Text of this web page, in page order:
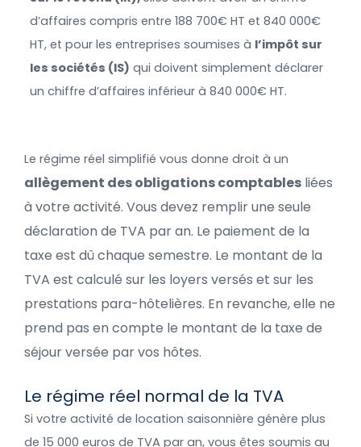
d’affaires compris entre 188 700€ HT et 840 000€
HT, et pour les entreprises soumises à l’impôt sur
les sociétés (IS) qui doivent simplement déclarer
un chiffre d’affaires inférieur à 840 000€ HT.
Le régime réel simplifié vous donne droit à un
allègement des obligations comptables liées
à votre activité. Vous devez remplir une seule
déclaration de TVA par an. Le paiement de la
taxe est dû chaque semestre. Le montant de la
TVA est calculé sur les loyers versés et sur les
prestations para-hôtelières. En revanche, elle ne
prend pas en compte le montant de la taxe de
séjour versée par vos hôtes.
Le régime réel normal de la TVA
Si votre activité de location saisonnière génère plus
de 15 000 euros de TVA par an, vous êtes soumis au